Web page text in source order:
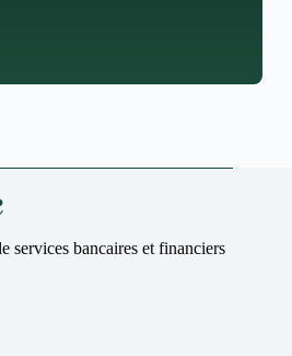
services bancaires et financiers